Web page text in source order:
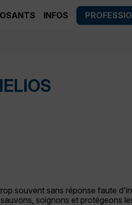
INFOS
souvent sans réponse faute
soignons et protégeons